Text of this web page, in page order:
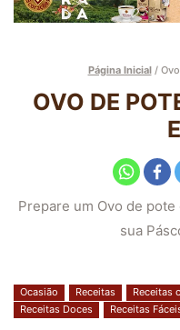
Página Inicial/
OVO DE
Prepare um Ovo de
sua
Ocasião Receitas Receitas
Receitas Doces
Receitas